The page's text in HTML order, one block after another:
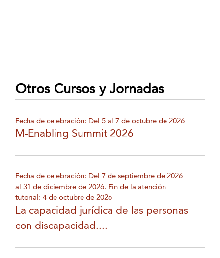
Otros Cursos y Jornadas
Fecha de celebración: Del 5 al 7 de octubre de 2026
M-Enabling Summit 2026
Fecha de celebración: Del 7 de septiembre de 2026
al 31 de diciembre de 2026. Fin de la atención
tutorial: 4 de octubre de 2026
La capacidad jurídica de las personas
con discapacidad....